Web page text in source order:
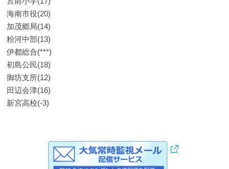
海南市役(20)
加茂郷局(14)
粉河中部(13)
伊都総合(***)
初島公民(18)
御坊支所(12)
田辺会津(16)
新宮高校(-3)